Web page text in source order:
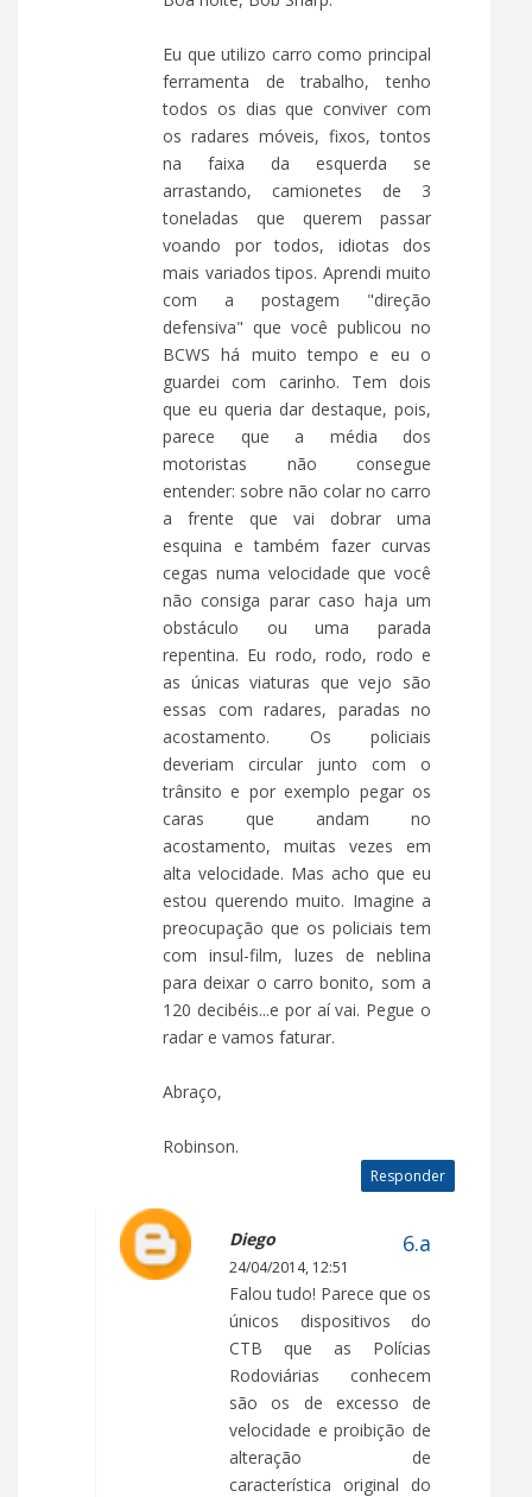
Eu que utilizo carro como principal
ferramenta de trabalho, tenho
todos os dias que conviver com
os radares móveis, fixos, tontos
na faixa da esquerda se
arrastando, camionetes de 3
toneladas que querem passar
voando por todos, idiotas dos
mais variados tipos. Aprendi muito
com a postagem "direção
defensiva" que você publicou no
BCWS há muito tempo e eu o
guardei com carinho. Tem dois
que eu queria dar destaque, pois,
parece que a média dos
motoristas não consegue
entender: sobre não colar no carro
a frente que vai dobrar uma
esquina e também fazer curvas
cegas numa velocidade que você
não consiga parar caso haja um
obstáculo ou uma parada
repentina. Eu rodo, rodo, rodo e
as únicas viaturas que vejo são
essas com radares, paradas no
acostamento. Os policiais
deveriam circular junto com o
trânsito e por exemplo pegar os
caras que andam no
acostamento, muitas vezes em
alta velocidade. Mas acho que eu
estou querendo muito. Imagine a
preocupação que os policiais tem
com insul-film, luzes de neblina
para deixar o carro bonito, som a
120 decibéis...e por aí vai. Pegue o
radar e vamos faturar.
Abraço,
Robinson.
Responder
Diego
24/04/2014, 12:51
Falou tudo! Parece que os
únicos dispositivos do
CTB que as Polícias
Rodoviárias conhecem
são os de excesso de
velocidade e proibição de
alteração de
característica original do